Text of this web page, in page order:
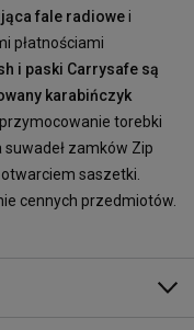
fale radiowei
płatnościami
i paski Carrysafe są
karabińczyk
torebki
zamków Zip
saszetki.
cennych przedmiotów.